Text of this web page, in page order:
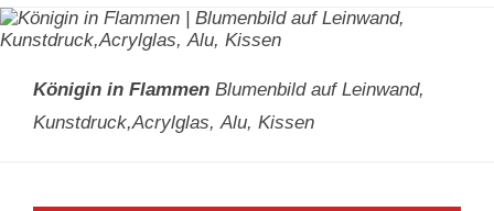
Königin in Flammen Blumenbild auf Leinwand,
Kunstdruck,Acrylglas, Alu, Kissen